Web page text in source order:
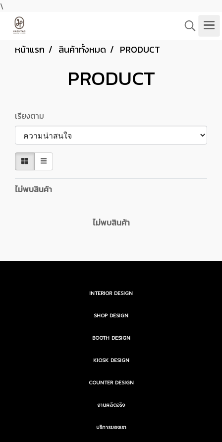
\
หน้าแรก สินค้าทั้งหมด PRODUCT
PRODUCT
เรียงตาม
ไม่พบสินค้า
ไม่พบสินค้า
INTERIOR DESIGN
SHOP DESIGN
BOOTH DESIGN
KIOSK DESIGN
COUNTER DESIGN
งานผลิตจริง
บริการของเรา